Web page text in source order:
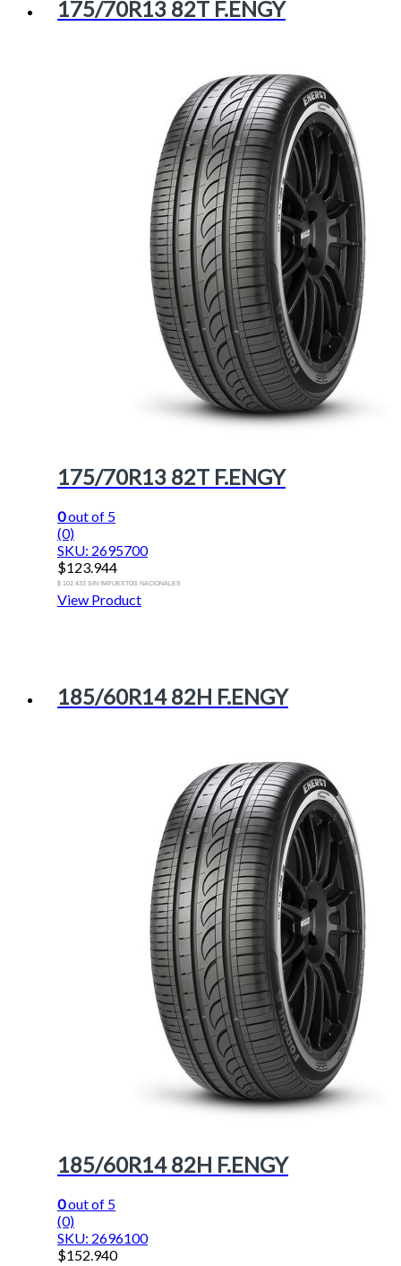
175/70R13 82T F.ENGY
175/70R13 82T F.ENGY
0out of 5
(0)
SKU: 2695700
$123.944
$ 102.433 SIN IMPUESTOS NACIONALES
View Product
185/60R14 82H F.ENGY
185/60R14 82H F.ENGY
0out of 5
(0)
SKU: 2696100
$152.940